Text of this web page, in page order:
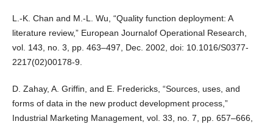
L.-K. Chan and M.-L. Wu, “Quality function deployment: A
literature review,” European Journalof Operational Research,
vol. 143, no. 3, pp. 463–497, Dec. 2002, doi: 10.1016/S0377-
2217(02)00178-9.
D. Zahay, A. Griffin, and E. Fredericks, “Sources, uses, and
forms of data in the new product development process,”
Industrial Marketing Management, vol. 33, no. 7, pp. 657–666,